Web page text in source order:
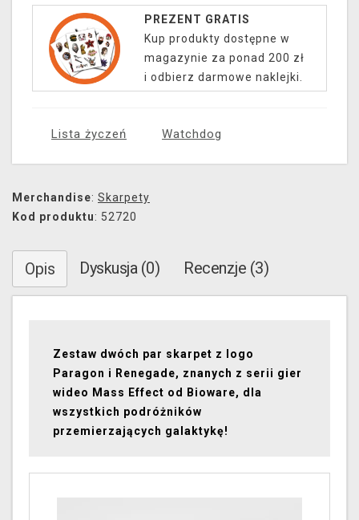
PREZENT GRATIS
Kup produkty dostępne w
magazynie za ponad 200 zł
i odbierz darmowe naklejki.
Lista życzeń Watchdog
Merchandise: Skarpety
Kod produktu: 52720
Opis Dyskusja (0) Recenzje (3)
Zestaw dwóch par skarpet z logo
Paragon i Renegade, znanych z serii gier
wideo Mass Effect od Bioware, dla
wszystkich podróżników
przemierzających galaktykę!